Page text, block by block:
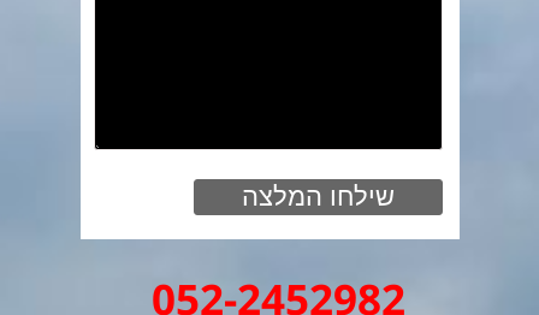
052-2452982